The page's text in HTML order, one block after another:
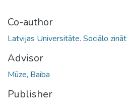
Co-author
Latvijas Universitāte. Sociālo
Advisor
Mūze, Baiba
Publisher